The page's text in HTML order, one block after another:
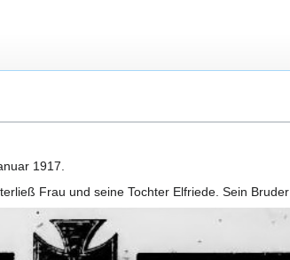
1917.
Frau und seine Tochter Elfriede. Sein Bruder